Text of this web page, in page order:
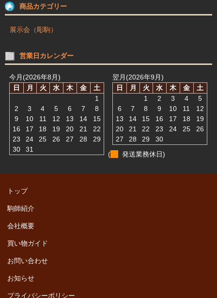
商品カテゴリー
展示会（彫駒）
営業日カレンダー
今月(2026年8月)
日
月 火 水 木 金
土
1
2
3 4 5 6 7
8
9
10 11 12 13 14
15
16
17 18 19 20 21
22
23
24 25 26 27 28
29
30
31
翌月(2026年9月)
日
月 火 水 木 金
土
1
2 3 4
5
6
7 8 9 10 11
12
13
14 15 16 17 18
19
20
21 22 23 24 25
26
27
28 29
30
(
発送業務休日)
トップ
駒師紹介
会社概要
買い物ガイド
お問い合わせ
お知らせ
プライバシーポリシー